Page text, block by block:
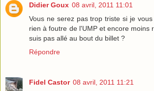
Didier Goux 08 avril, 2011 11:01
Vous ne serez pas trop triste si je
rien à foutre de l'UMP et encore moins
suis pas allé au bout du billet ?
Répondre
Fidel Castor 08 avril, 2011 11:21